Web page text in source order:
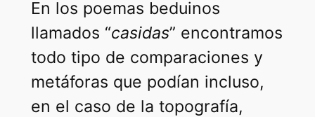
En los poemas beduinos
llamados “casidas” encontramos
todo tipo de comparaciones y
metáforas que podían incluso,
en el caso de la topografía,